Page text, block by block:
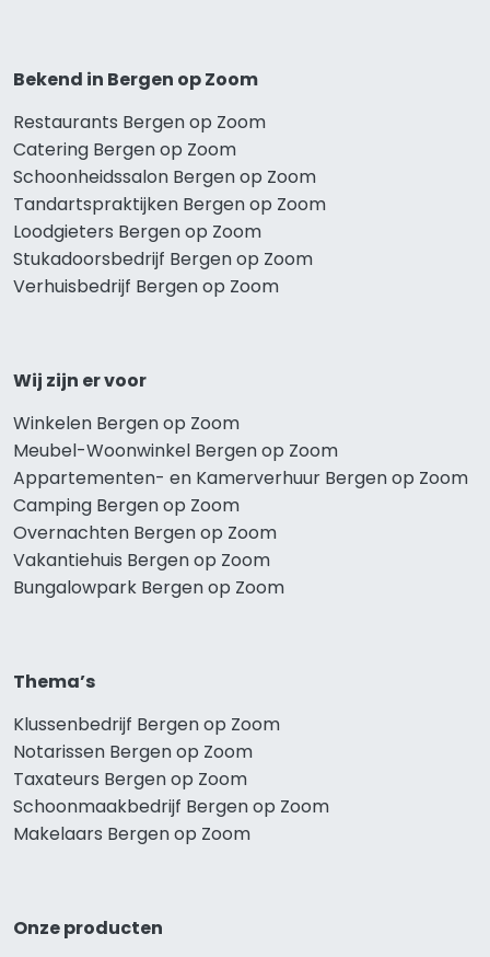
Bekend in Bergen op Zoom
Restaurants Bergen op Zoom
Catering Bergen op Zoom
Schoonheidssalon Bergen op Zoom
Tandartspraktijken Bergen op Zoom
Loodgieters Bergen op Zoom
Stukadoorsbedrijf Bergen op Zoom
Verhuisbedrijf Bergen op Zoom
Wij zijn er voor
Winkelen Bergen op Zoom
Meubel-Woonwinkel Bergen op Zoom
Appartementen- en Kamerverhuur Bergen op Zoom
Camping Bergen op Zoom
Overnachten Bergen op Zoom
Vakantiehuis Bergen op Zoom
Bungalowpark Bergen op Zoom
Thema’s
Klussenbedrijf Bergen op Zoom
Notarissen Bergen op Zoom
Taxateurs Bergen op Zoom
Schoonmaakbedrijf Bergen op Zoom
Makelaars Bergen op Zoom
Onze producten